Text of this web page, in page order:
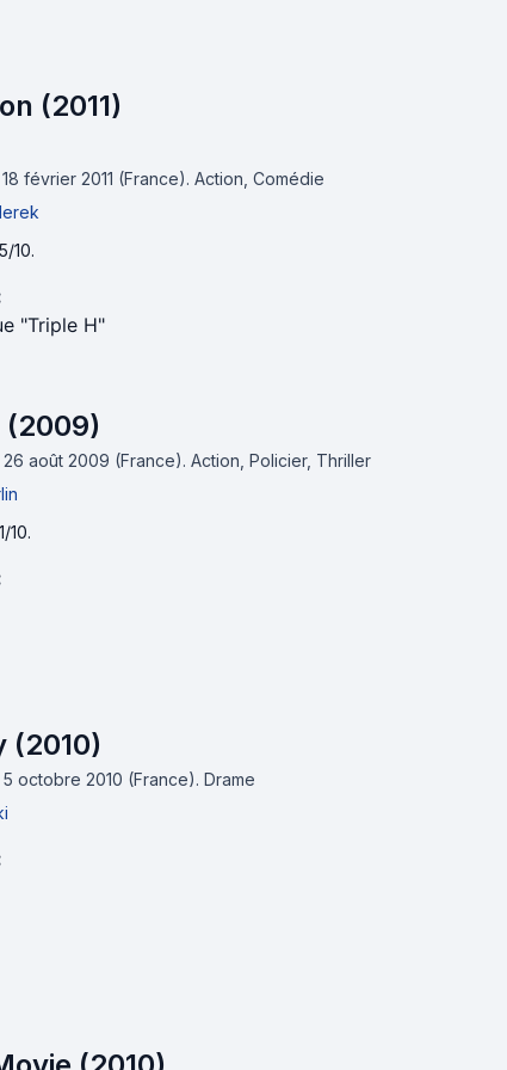
(2011)
février 2011 (France). Action, Comédie
10.
"Triple H"
(2009)
26 août 2009 (France). Action, Policier, Thriller
10.
(2010)
5 octobre 2010 (France). Drame